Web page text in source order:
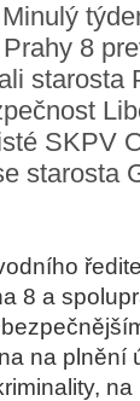
8
starosta
SKPV
starosta
8 a
na plnění